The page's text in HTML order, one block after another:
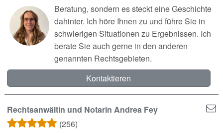
Beratung, sondern es steckt eine Geschichte
dahinter. Ich höre Ihnen zu und führe Sie in
schwierigen Situationen zu Ergebnissen. Ich
berate Sie auch gerne in den anderen
genannten Rechtsgebieten.
Kontaktieren
Rechtsanwältin und Notarin Andrea Fey
(256)